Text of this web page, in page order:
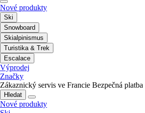
Nové produkty
Ski
Snowboard
Skialpinismus
Turistika & Trek
Escalace
Výprodej
Značky
Zákaznický servis ve Francie Bezpečná platba
Hledat
Nové produkty